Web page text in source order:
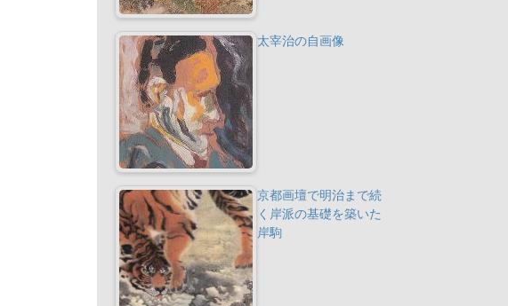
太宰治の自画像
京都画壇で明治まで続
く岸派の基礎を築いた
岸駒